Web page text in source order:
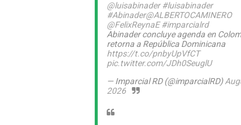
@luisabinader #luisabinader
#Abinader@ALBERTOCAMINERO
@FelixReynaE #imparcialrd
Abinader concluye agenda en
retorna a República Dominicana
https://t.co/pnbyUpVfCT
pic.twitter.com/JDh0SeuglU
— Imparcial RD (@imparcialRD)
2026